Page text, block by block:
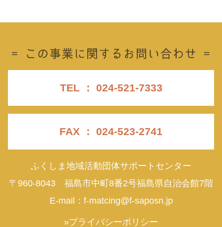
TEL ： 024-521-7333
FAX ： 024-523-2741
ふくしま地域活動団体サポートセンター
〒960-8043 福島市中町8番2号福島県自治会館7階
E-mail： f-matcing@f-saposn.jp
»プライバシーポリシー